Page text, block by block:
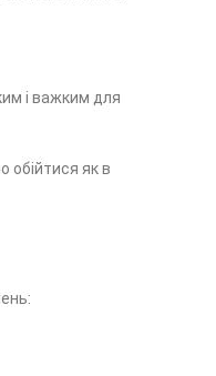
і важким для
обійтися як в